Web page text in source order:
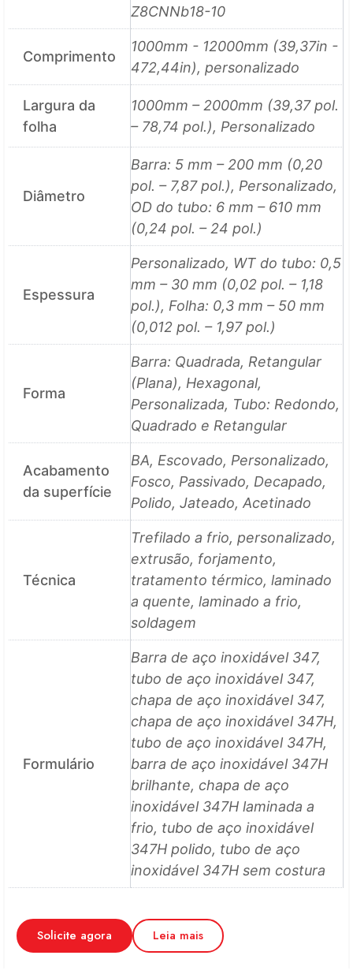
Z8CNNb18-10
Comprimento
1000mm - 12000mm (39,37in -
472,44in), personalizado
Largura da
folha
1000mm – 2000mm (39,37 pol.
– 78,74 pol.), Personalizado
Diâmetro
Barra: 5 mm – 200 mm (0,20
pol. – 7,87 pol.), Personalizado,
OD do tubo: 6 mm – 610 mm
(0,24 pol. – 24 pol.)
Espessura
Personalizado, WT do tubo: 0,5
mm – 30 mm (0,02 pol. – 1,18
pol.), Folha: 0,3 mm – 50 mm
(0,012 pol. – 1,97 pol.)
Forma
Barra: Quadrada, Retangular
(Plana), Hexagonal,
Personalizada, Tubo: Redondo,
Quadrado e Retangular
Acabamento
da superfície
BA, Escovado, Personalizado,
Fosco, Passivado, Decapado,
Polido, Jateado, Acetinado
Técnica
Trefilado a frio, personalizado,
extrusão, forjamento,
tratamento térmico, laminado
a quente, laminado a frio,
soldagem
Formulário
Barra de aço inoxidável 347,
tubo de aço inoxidável 347,
chapa de aço inoxidável 347,
chapa de aço inoxidável 347H,
tubo de aço inoxidável 347H,
barra de aço inoxidável 347H
brilhante, chapa de aço
inoxidável 347H laminada a
frio, tubo de aço inoxidável
347H polido, tubo de aço
inoxidável 347H sem costura
Solicite agora Leia mais